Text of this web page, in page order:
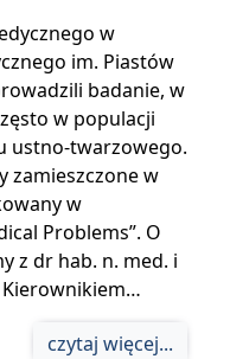
w
im. Piastów
badanie, w
w populacji
ustno-twarzowego.
zamieszczone w
w
Problems”. O
z dr hab. n. med. i
Kierownikiem…
czytaj więcej...